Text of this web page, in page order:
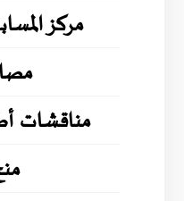
مركز
مناقشات